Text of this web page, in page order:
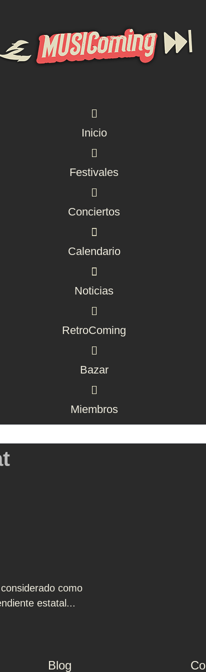
Inicio
Festivales
Conciertos
Calendario
Noticias
RetroComing
Bazar
Miembros
como
estatal...
Blog